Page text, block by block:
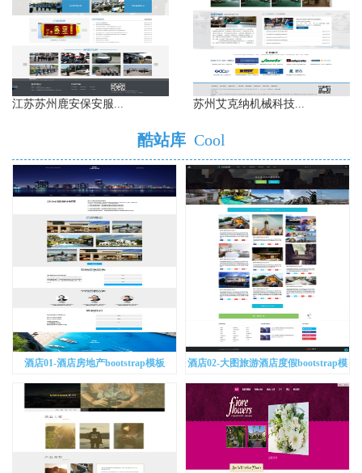
江苏苏州鹿安保安服... 苏州艾克纳机械科技...
酷站库 Cool
酒店01-酒店房地产bootstrap模板
酒店02-大图旅游酒店度假bootstrap模
板